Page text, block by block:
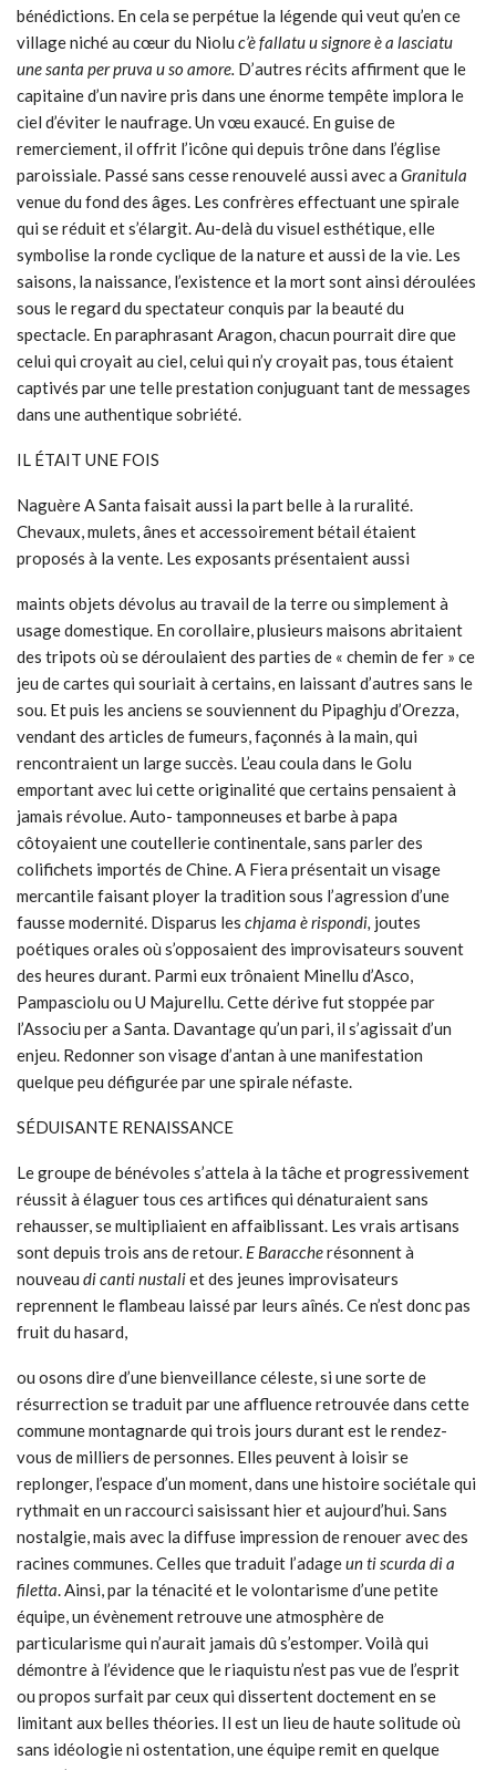
bénédictions. En cela se perpétue la légende qui veut qu’en ce
village niché au cœur du Niolu c’è fallatu u signore è a lasciatu
une santa per pruva u so amore. D’autres récits affirment que le
capitaine d’un navire pris dans une énorme tempête implora le
ciel d’éviter le naufrage. Un vœu exaucé. En guise de
remerciement, il offrit l’icône qui depuis trône dans l’église
paroissiale. Passé sans cesse renouvelé aussi avec a Granitula
venue du fond des âges. Les confrères effectuant une spirale
qui se réduit et s’élargit. Au-delà du visuel esthétique, elle
symbolise la ronde cyclique de la nature et aussi de la vie. Les
saisons, la naissance, l’existence et la mort sont ainsi déroulées
sous le regard du spectateur conquis par la beauté du
spectacle. En paraphrasant Aragon, chacun pourrait dire que
celui qui croyait au ciel, celui qui n’y croyait pas, tous étaient
captivés par une telle prestation conjuguant tant de messages
dans une authentique sobriété.
IL ÉTAIT UNE FOIS
Naguère A Santa faisait aussi la part belle à la ruralité.
Chevaux, mulets, ânes et accessoirement bétail étaient
proposés à la vente. Les exposants présentaient aussi
maints objets dévolus au travail de la terre ou simplement à
usage domestique. En corollaire, plusieurs maisons abritaient
des tripots où se déroulaient des parties de « chemin de fer » ce
jeu de cartes qui souriait à certains, en laissant d’autres sans le
sou. Et puis les anciens se souviennent du Pipaghju d’Orezza,
vendant des articles de fumeurs, façonnés à la main, qui
rencontraient un large succès. L’eau coula dans le Golu
emportant avec lui cette originalité que certains pensaient à
jamais révolue. Auto- tamponneuses et barbe à papa
côtoyaient une coutellerie continentale, sans parler des
colifichets importés de Chine. A Fiera présentait un visage
mercantile faisant ployer la tradition sous l’agression d’une
fausse modernité. Disparus les chjama è rispondi, joutes
poétiques orales où s’opposaient des improvisateurs souvent
des heures durant. Parmi eux trônaient Minellu d’Asco,
Pampasciolu ou U Majurellu. Cette dérive fut stoppée par
l’Associu per a Santa. Davantage qu’un pari, il s’agissait d’un
enjeu. Redonner son visage d’antan à une manifestation
quelque peu défigurée par une spirale néfaste.
SÉDUISANTE RENAISSANCE
Le groupe de bénévoles s’attela à la tâche et progressivement
réussit à élaguer tous ces artifices qui dénaturaient sans
rehausser, se multipliaient en affaiblissant. Les vrais artisans
sont depuis trois ans de retour. E Baraccherésonnent à
nouveau di canti nustaliet des jeunes improvisateurs
reprennent le flambeau laissé par leurs aînés. Ce n’est donc pas
fruit du hasard,
ou osons dire d’une bienveillance céleste, si une sorte de
résurrection se traduit par une affluence retrouvée dans cette
commune montagnarde qui trois jours durant est le rendez-
vous de milliers de personnes. Elles peuvent à loisir se
replonger, l’espace d’un moment, dans une histoire sociétale qui
rythmait en un raccourci saisissant hier et aujourd’hui. Sans
nostalgie, mais avec la diffuse impression de renouer avec des
racines communes. Celles que traduit l’adageun ti scurda di a
filetta. Ainsi, par la ténacité et le volontarisme d’une petite
équipe, un évènement retrouve une atmosphère de
particularisme qui n’aurait jamais dû s’estomper. Voilà qui
démontre à l’évidence que le riaquistu n’est pas vue de l’esprit
ou propos surfait par ceux qui dissertent doctement en se
limitant aux belles théories. Il est un lieu de haute solitude où
sans idéologie ni ostentation, une équipe remit en quelque